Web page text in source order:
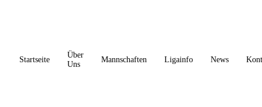
Startseite
Über
Uns
Mannschaften Ligainfo News